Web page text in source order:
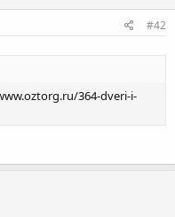
#42
364-dveri-i-